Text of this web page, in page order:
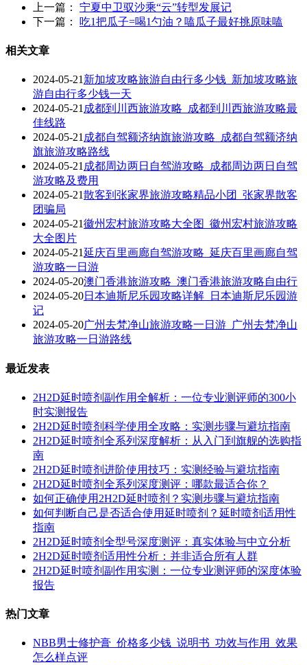
上一篇： 宁夏中卫驭沙乘“云”转型发展记
下一篇： 吃1把瓜子=喝1勺油？嗑瓜子最好挑原味嗑
相关文章
2024-05-21 新加坡攻略旅游自由行多少钱_新加坡攻略旅
游自由行多少钱一天
2024-05-21 成都到川西旅游攻略_成都到川西旅游攻略最
佳线路
2024-05-21 成都自驾额济纳旗旅游攻略_成都自驾额济纳
旗旅游攻略路线
2024-05-21 成都周边两日自驾游攻略_成都周边两日自驾
游攻略及费用
2024-05-21散客到张家界旅游攻略精品小团_张家界散客
团骗局
2024-05-21徽州宏村旅游攻略大全图_徽州宏村旅游攻略
大全图片
2024-05-21延庆百里画廊自驾游攻略_延庆百里画廊自驾
游攻略一日游
2024-05-20澳门香港旅游攻略_澳门香港旅游攻略自由行
2024-05-20日本迪斯尼乐园攻略详解_日本迪斯尼乐园游
记
2024-05-20广州去梵净山旅游攻略一日游_广州去梵净山
旅游攻略一日游路线
最近发表
2H2D延时喷剂副作用全解析：一位专业测评师的300小
时实测报告
2H2D延时喷剂科学使用全攻略：实测步骤与避坑指南
2H2D延时喷剂全系列深度解析：从入门到旗舰的选购指
南
2H2D延时喷剂进阶使用技巧：实测经验与避坑指南
2H2D延时喷剂全系列深度测评：哪款最适合你？
如何正确使用2H2D延时喷剂？实测步骤与避坑指南
如何判断自己是否适合使用延时喷剂？延时喷剂适用性
指南
2H2D延时喷剂全型号深度测评：真实体验与中立分析
2H2D延时喷剂适用性分析：并非适合所有人群
2H2D延时喷剂副作用实测：一位专业测评师的深度体验
报告
热门文章
NBB男士修护膏_价格多少钱_说明书_功效与作用_效果
怎么样点评